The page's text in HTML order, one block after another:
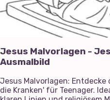
Jesus Malvorlagen -
Ausmalbild
Jesus Malvorlagen:
die Kranken' für Teenager.